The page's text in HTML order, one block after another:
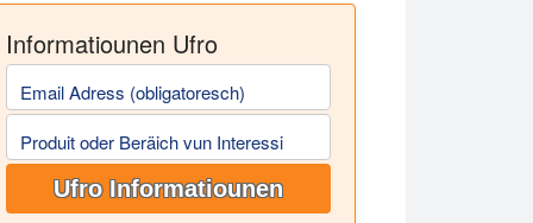
Informatiounen Ufro
Email Adress (obligatoresch)
Produit oder Beräich vun Interessi
Ufro Informatiounen